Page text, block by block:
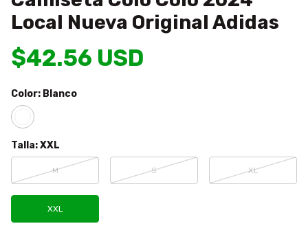
Local Nueva Original Adidas
$42.56 USD
Color: Blanco
Talla:XXL
M S XL
XXL